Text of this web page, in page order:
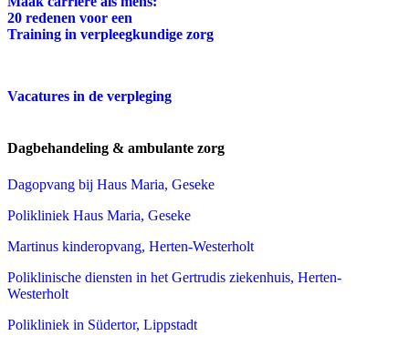
20 redenen voor een
Training in verpleegkundige zorg
Vacatures in de verpleging
Dagbehandeling & ambulante zorg
Dagopvang bij Haus Maria, Geseke
Polikliniek Haus Maria, Geseke
Martinus kinderopvang, Herten-Westerholt
Poliklinische diensten in het Gertrudis ziekenhuis, Herten-
Westerholt
Polikliniek in Südertor, Lippstadt